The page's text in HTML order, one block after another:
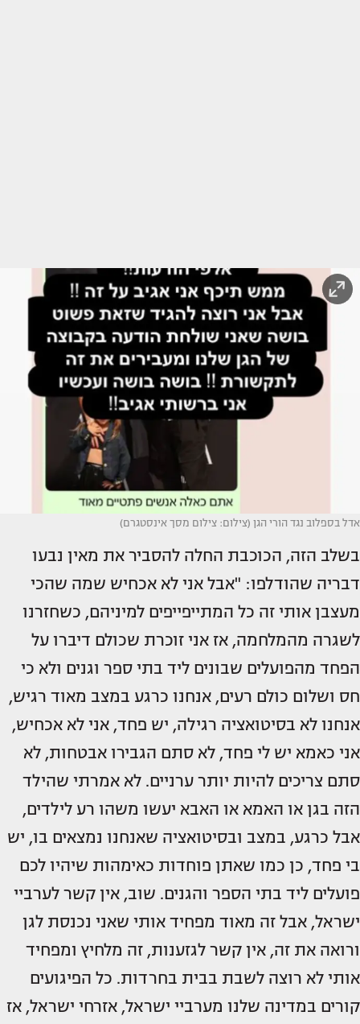
אדל בספלוב נגד הורי הגן (צילום: צילום מסך אינסטגרם)
בשלב הזה, הכוכבת החלה להסביר את מאין נבעו
דבריה שהודלפו: "אבל אני לא אכחיש שמה שהכי
מעצבן אותי זה כל המתייפייפים למיניהם, כשחזרנו
לשגרה מהמלחמה, אז אני זוכרת שכולם דיברו על
הפחד מהפועלים שבונים ליד בתי ספר וגנים ולא כי
חס ושלום כולם רעים, אנחנו כרגע במצב מאוד רגיש,
אנחנו לא בסיטואציה רגילה, יש פחד, אני לא אכחיש,
אני כאמא יש לי פחד, לא סתם הגבירו אבטחות, לא
סתם צריכים להיות יותר ערניים. לא אמרתי שהילד
הזה בגן או האמא או האבא יעשו משהו רע לילדים,
אבל כרגע, במצב ובסיטואציה שאנחנו נמצאים בו, יש
בי פחד, כן כמו שאתן פוחדות כאימהות שיהיו לכם
פועלים ליד בתי הספר והגנים. שוב, אין קשר לערביי
ישראל, אבל זה מאוד מפחיד אותי שאני נכנסת לגן
ורואה את זה, אין קשר לגזענות, זה מלחיץ ומפחיד
אותי לא רוצה לשבת בבית בחרדות. כל הפיגועים
קורים במדינה שלנו מערביי ישראל, אזרחי ישראל, אז